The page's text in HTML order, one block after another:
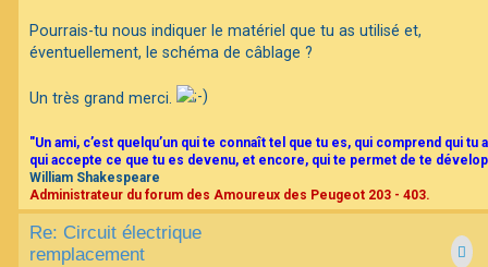
Pourrais-tu nous indiquer le matériel que tu as utilisé et,
éventuellement, le schéma de câblage ?
Un très grand merci.
"Un ami, c’est quelqu’un qui te connaît tel que tu es, qui comprend qui tu
qui accepte ce que tu es devenu, et encore, qui te permet de te
William Shakespeare
Administrateur du forum des Amoureux des Peugeot 203 - 403.
Re: Circuit électrique
remplacement